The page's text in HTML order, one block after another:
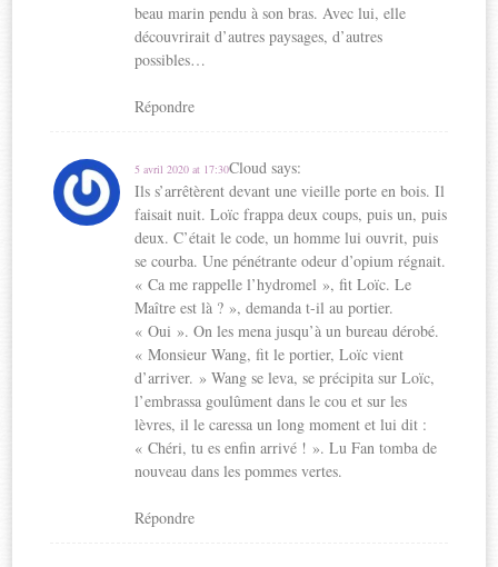
beau marin pendu à son bras. Avec lui, elle
découvrirait d’autres paysages, d’autres
possibles…
Répondre
Cloud says:
5 avril 2020 at 17:30
Ils s’arrêtèrent devant une vieille porte en bois. Il
faisait nuit. Loïc frappa deux coups, puis un, puis
deux. C’était le code, un homme lui ouvrit, puis
se courba. Une pénétrante odeur d’opium régnait.
« Ca me rappelle l’hydromel », fit Loïc. Le
Maître est là ? », demanda t-il au portier.
« Oui ». On les mena jusqu’à un bureau dérobé.
« Monsieur Wang, fit le portier, Loïc vient
d’arriver. » Wang se leva, se précipita sur Loïc,
l’embrassa goulûment dans le cou et sur les
lèvres, il le caressa un long moment et lui dit :
« Chéri, tu es enfin arrivé ! ». Lu Fan tomba de
nouveau dans les pommes vertes.
Répondre